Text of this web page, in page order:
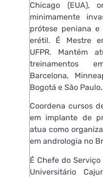
Chicago (EUA),
minimamente
prótese peniana
erétil. É Mestre
UFPR. Mantém
treinamentos
Barcelona,
Bogotá e São Paulo.
Coordena cursos
em implante de
atua como
em andrologia no
É Chefe do
Universitário